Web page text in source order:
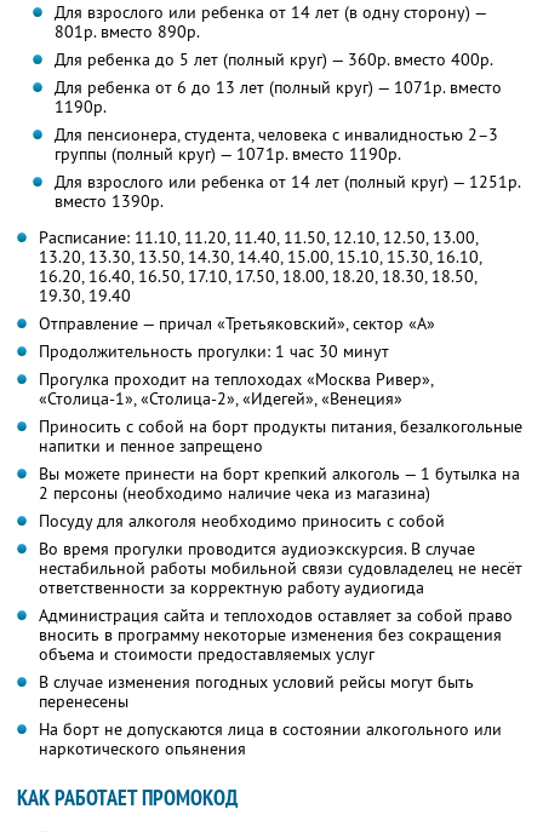
Для взрослого или ребенка от 14 лет (в одну сторону) —
801р. вместо 890р.
Для ребенка до 5 лет (полный круг) — 360р. вместо 400р.
Для ребенка от 6 до 13 лет (полный круг) — 1071р. вместо
1190р.
Для пенсионера, студента, человека с инвалидностью 2–3
группы (полный круг) — 1071р. вместо 1190р.
Для взрослого или ребенка от 14 лет (полный круг) — 1251р.
вместо 1390р.
Расписание: 11.10, 11.20, 11.40, 11.50, 12.10, 12.50, 13.00,
13.20, 13.30, 13.50, 14.30, 14.40, 15.00, 15.10, 15.30, 16.10,
16.20, 16.40, 16.50, 17.10, 17.50, 18.00, 18.20, 18.30, 18.50,
19.30, 19.40
Отправление — причал «Третьяковский», сектор «A»
Продолжительность прогулки: 1 час 30 минут
Прогулка проходит на теплоходах «Москва Ривер»,
«Столица-1», «Столица-2», «Идегей», «Венеция»
Приносить с собой на борт продукты питания, безалкогольные
напитки и пенное запрещено
Вы можете принести на борт крепкий алкоголь — 1 бутылка на
2 персоны (необходимо наличие чека из магазина)
Посуду для алкоголя необходимо приносить с собой
Во время прогулки проводится аудиоэкскурсия. В случае
нестабильной работы мобильной связи судовладелец не несёт
ответственности за корректную работу аудиогида
Администрация сайта и теплоходов оставляет за собой право
вносить в программу некоторые изменения без сокращения
объема и стоимости предоставляемых услуг
В случае изменения погодных условий рейсы могут быть
перенесены
На борт не допускаются лица в состоянии алкогольного или
наркотического опьянения
КАК РАБОТАЕТ ПРОМОКОД